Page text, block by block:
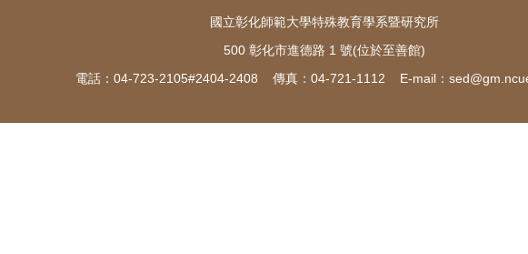
國立彰化師範大學特殊教育學系暨研究所
500 彰化市進德路 1 號(位於至善館)
電話：04-723-2105#2404-2408 傳真：04-721-1112 E-mail：